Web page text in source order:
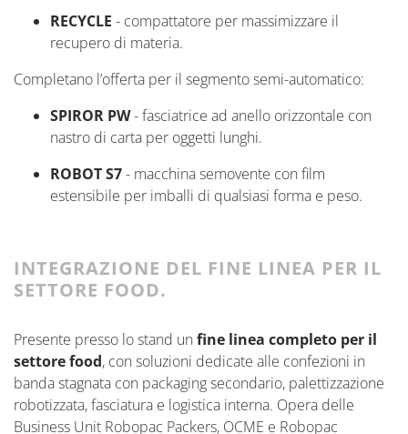
RECYCLE - compattatore per massimizzare il
recupero di materia.
Completano l’offerta per il segmento semi-automatico:
SPIROR PW-fasciatrice ad anello orizzontale con
nastro di carta per oggetti lunghi.
ROBOT S7- macchina semovente con film
estensibile per imballi di qualsiasi forma e peso.
INTEGRAZIONE DEL FINE LINEA PER IL
SETTORE FOOD.
Presente presso lo stand un fine linea completo per il
settore food, con soluzioni dedicate alle confezioni in
banda stagnata con packaging secondario, palettizzazione
robotizzata, fasciatura e logistica interna. Opera delle
Business Unit Robopac Packers, OCME e Robopac